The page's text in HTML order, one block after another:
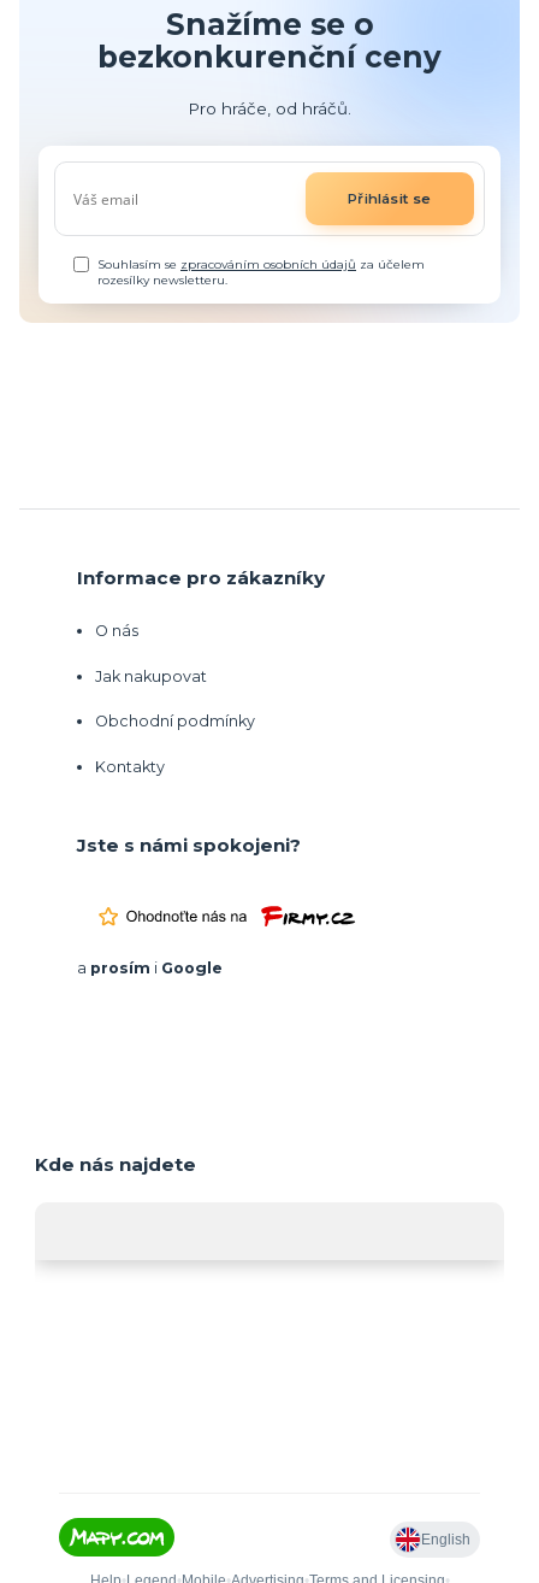
Snažíme se o
bezkonkurenční ceny
Pro hráče, od hráčů.
Přihlásit se
Souhlasím se zpracováním osobních údajů za účelem
rozesílky newsletteru.
Informace pro zákazníky
O nás
Jak nakupovat
Obchodní podmínky
Kontakty
Jste s námi spokojeni?
a prosím i Google
Kde nás najdete